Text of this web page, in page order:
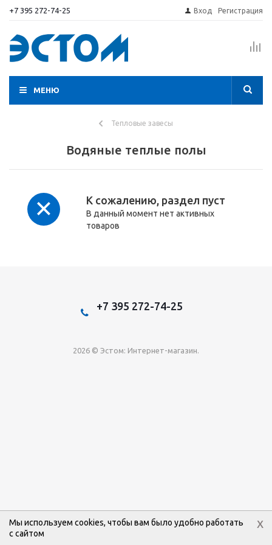
+7 395 272-74-25 Вход Регистрация
МЕНЮ
Тепловые завесы
Водяные теплые полы
К сожалению, раздел пуст
В данный момент нет активных
товаров
+7 395 272-74-25
2026 © Эстом: Интернет-магазин.
Мы используем cookies, чтобы вам было удобно работать
с сайтом
x